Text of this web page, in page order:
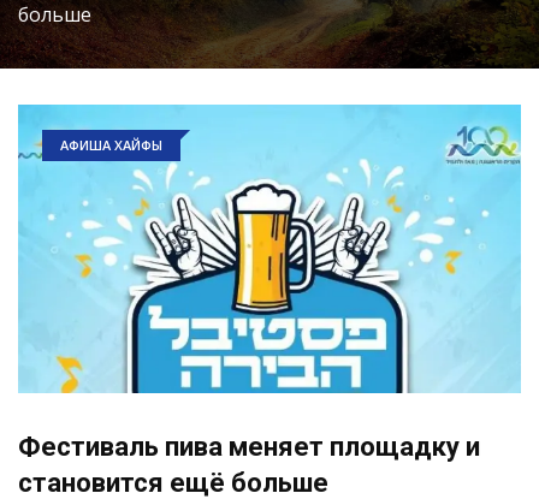
больше
АФИША ХАЙФЫ
Фестиваль пива меняет площадку и
становится ещё больше